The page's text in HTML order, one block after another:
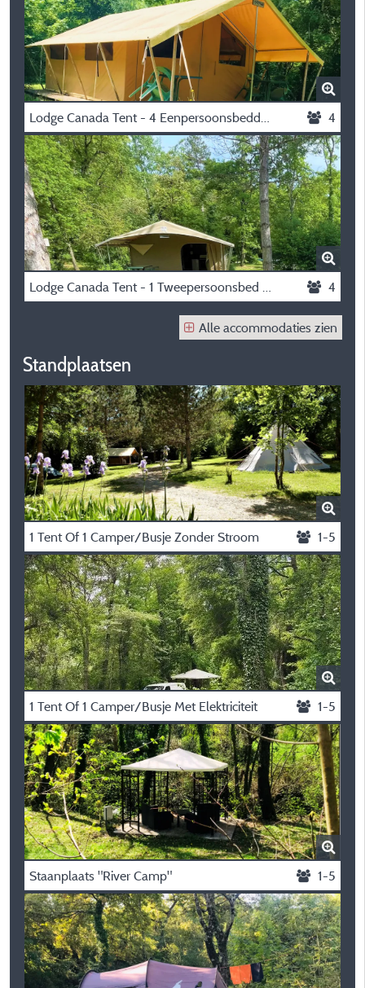
Lodge Canada Tent - 4 Eenpersoonsbedden - 4
Lodge Canada Tent - 1 Tweepersoonsbed + 2 Eenpersoonsbedden - 4
Alle accommodaties zien
Standplaatsen
1 Tent Of 1 Camper/Busje Zonder Stroom 1-5
1 Tent Of 1 Camper/Busje Met Elektriciteit 1-5
Staanplaats "River Camp" 1-5